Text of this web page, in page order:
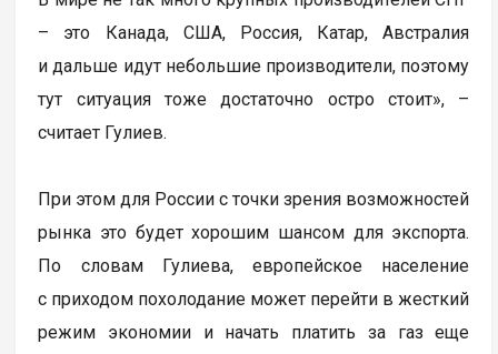
– это Канада, США, Россия, Катар, Австралия
и дальше идут небольшие производители, поэтому
тут ситуация тоже достаточно остро стоит», –
считает Гулиев.
При этом для России с точки зрения возможностей
рынка это будет хорошим шансом для экспорта.
По словам Гулиева, европейское население
с приходом похолодание может перейти в жесткий
режим экономии и начать платить за газ еще